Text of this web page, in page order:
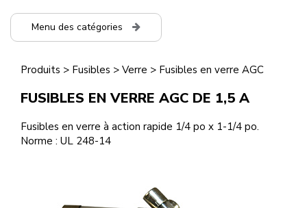
Menu des catégories
Produits > Fusibles > Verre > Fusibles en verre AGC
FUSIBLES EN VERRE AGC DE 1,5 A
Fusibles en verre à action rapide 1/4 po x 1-1/4 po.
Norme : UL 248-14